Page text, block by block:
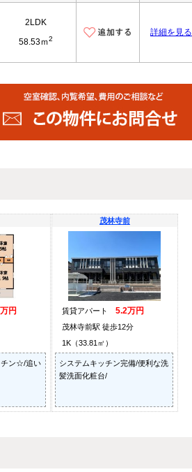
2LDK
58.53ｍ2
詳細を見る
円
チン☆/追い
茂林寺前
賃貸アパート 5.2万円
茂林寺前駅 徒歩12分
1K（33.81㎡）
システムキッチン完備/便利な洗
髪洗面化粧台/